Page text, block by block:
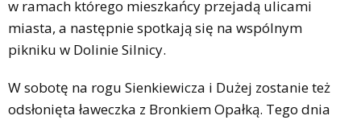
w ramach którego mieszkańcy przejadą ulicami
miasta, a następnie spotkają się na wspólnym
pikniku w Dolinie Silnicy.
W sobotę na rogu Sienkiewicza i Dużej zostanie też
odsłonięta ławeczka z Bronkiem Opałką. Tego dnia